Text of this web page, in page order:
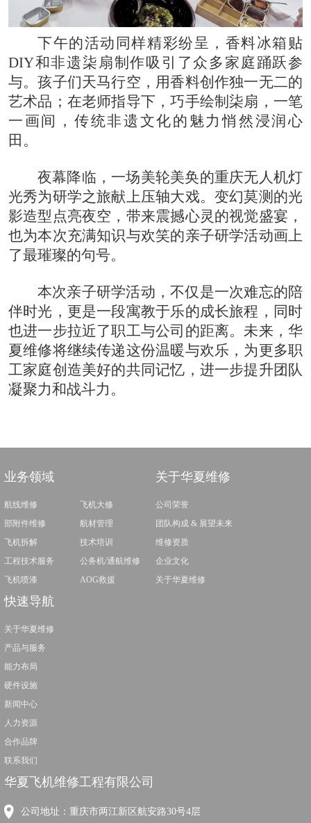
下午的活动同样精彩纷呈，香料冰箱贴
DIY和非遗柒扇制作吸引了众多家庭踊跃参
与。孩子们天马行空，用香料创作独一无二的
艺术品；在老师指导下，巧手绘制柒扇，一笔
一画间，传统非遗文化的魅力悄然浸润心
田。
夜幕降临，一场美轮美奂的重庆无人机灯
光秀为研学之旅献上压轴大戏。变幻莫测的光
影造型点亮夜空，带来震撼心灵的视觉盛宴，
也为本次充满知识与欢笑的亲子研学活动画上
了最璀璨的句号。
本次亲子研学活动，不仅是一次难忘的陪
伴时光，更是一段寓教于乐的成长旅程，同时
也进一步拉近了职工与公司的距离。未来，华
夏维修将继续传递这份温暖与欢乐，为更多职
工家庭创造美好的共同记忆，进一步提升团队
凝聚力和战斗力。
业务领域
航线维修
飞机大修
部附件维修
航材管理
飞机拆解
技术培训
工程技术服务
公务机/通航维修
飞机喷漆
AOG救援
关于华夏维修
公司荣誉
团队构成 & 展望未来
维修资质
企业文化
关于华夏维修
快速导航
关于华夏维修
产品与服务
能力布局
硬件设施
新闻中心
人力资源
合作品牌
联系我们
华夏飞机维修工程有限公司
公司地址：重庆市两江新区航安路30号4层